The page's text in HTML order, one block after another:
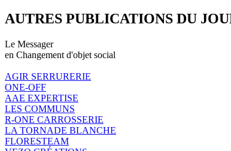
AUTRES PUBLICATIONS DU
Le Messager
en Changement d'objet social
AGIR SERRURERIE
ONE-OFF
AAE EXPERTISE
LES COMMUNS
R-ONE CARROSSERIE
LA TORNADE BLANCHE
FLORESTEAM